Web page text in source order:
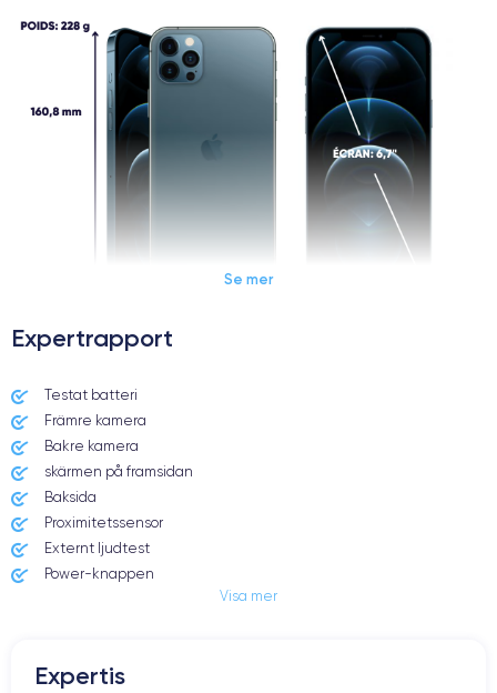
Dimensions et poids iPhone 12 Pro Max
Date de sortie
13/11/2020
Dimensions
OLED 6.7 pouces
Se mer
Expertrapport
Testat batteri
Främre kamera
Bakre kamera
skärmen på framsidan
Baksida
Proximitetssensor
Externt ljudtest
Power-knappen
Högtalare
Visa mer
Expertis